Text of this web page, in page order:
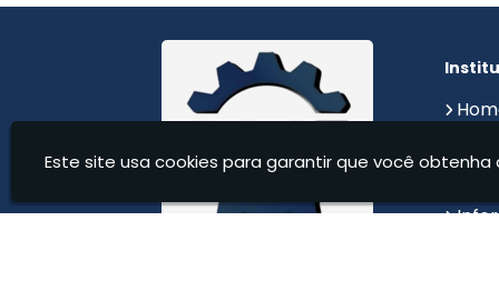
Usinagem de Precisão
Usinagem em Aluminio
Usinagem Maquinas
Usinagem Mecanica
Este site usa cookies para garantir que você obtenha